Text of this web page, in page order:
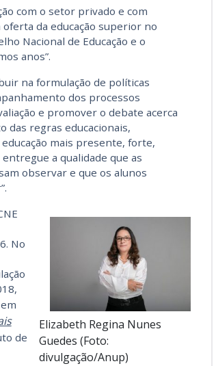
com o setor privado e com
da educação superior no
Nacional de Educação e o
anos”.
na formulação de políticas
dos processos
e promover o debate acerca
das regras educacionais,
mais presente, forte,
a qualidade que as
observar e que os alunos
Elizabeth Regina Nunes
Guedes (Foto:
divulgação/Anup)
No
de